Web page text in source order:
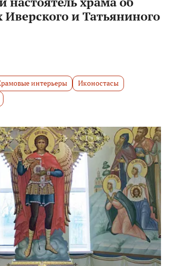
Иверского и Татьяниного
интерьеры
Иконостасы